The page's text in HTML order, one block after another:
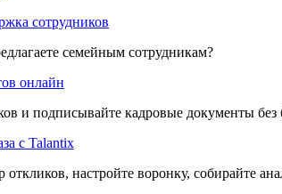
сотрудников
семейным сотрудникам?
онлайн
и подписывайте кадровые документы
с Talantix
откликов, настройте воронку, собирайте